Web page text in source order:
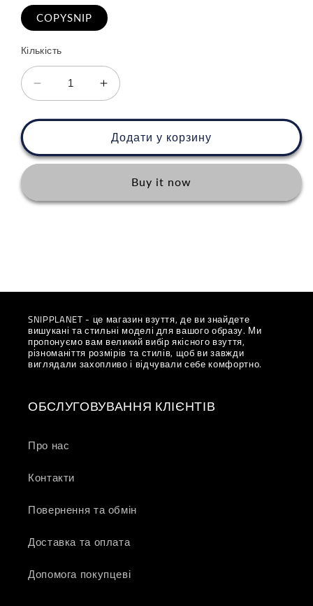
COPYSNIP
Кількість
Зменшити
кількість
для
Air
Humara
Збільшити
кількість
для
Nike
Air
Humara
Додати у корзину
Buy it now
SNIPPLANET - це магазин взуття, де ви знайдете
вишукані та стильні моделі для вашого образу. Ми
пропонуємо вам великий вибір якісного взуття,
різноманіття розмірів та стилів, щоб ви завжди
виглядали захопливо і відчували себе комфортно.
ОБСЛУГОВУВАННЯ КЛІЄНТІВ
Про нас
Контакти
Повернення та обмін
Доставка та оплата
Допомога покупцеві